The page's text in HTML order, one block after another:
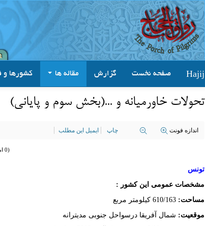
Hajij صفحه نخست گزارش مقاله ها کشورها و
تحولات خاورمیانه و ...(بخش سوم و پاياني)
اندازه فونت چاپ ایمیل این مطلب
(0 امتیاز)
تونس
مشخصات عمومی این کشور :
مساحت: 610/163 کیلومتر مربع
موقعیت: شمال آفریقا درسواحل جنوبی مدیترانه